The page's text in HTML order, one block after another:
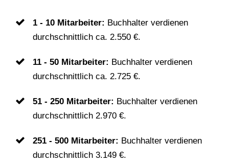
1 - 10 Mitarbeiter: Buchhalter verdienen
durchschnittlich ca. 2.550 €.
11 - 50 Mitarbeiter: Buchhalter verdienen
durchschnittlich ca. 2.725 €.
51 - 250 Mitarbeiter: Buchhalter verdienen
durchschnittlich 2.970 €.
251 - 500 Mitarbeiter: Buchhalter verdienen
durchschnittlich 3.149 €.